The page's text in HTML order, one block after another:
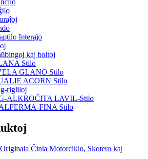
Interaĵo
kaj boltoj
Stilo
GLANO Stilo
ACORN Stilo
rigliloj
ALKROĈITA LAVIL-Stilo
FINA Stilo